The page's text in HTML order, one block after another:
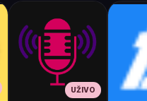
UŽIVO